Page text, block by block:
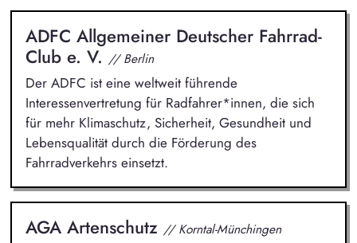
ADFC Allgemeiner Deutscher Fahrrad-
Club e. V. // Berlin
Der ADFC ist eine weltweit führende
Interessenvertretung für Radfahrer*innen, die sich
für mehr Klimaschutz, Sicherheit, Gesundheit und
Lebensqualität durch die Förderung des
Fahrradverkehrs einsetzt.
AGA Artenschutz // Korntal-Münchingen